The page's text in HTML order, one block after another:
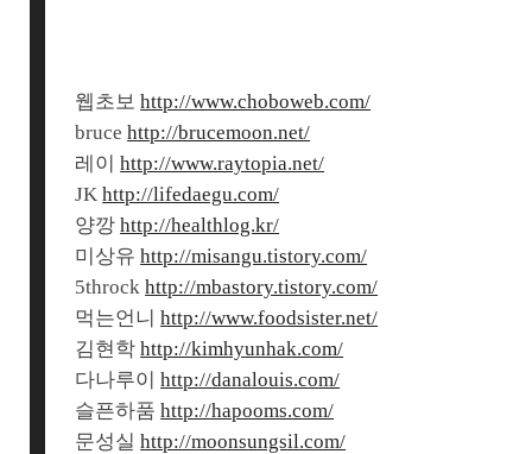
웹초보http://www.choboweb.com/
brucehttp://brucemoon.net/
레이http://www.raytopia.net/
JKhttp://lifedaegu.com/
양깡http://healthlog.kr/
미상유http://misangu.tistory.com/
5throckhttp://mbastory.tistory.com/
먹는언니http://www.foodsister.net/
김현학http://kimhyunhak.com/
다나루이http://danalouis.com/
슬픈하품http://hapooms.com/
문성실http://moonsungsil.com/